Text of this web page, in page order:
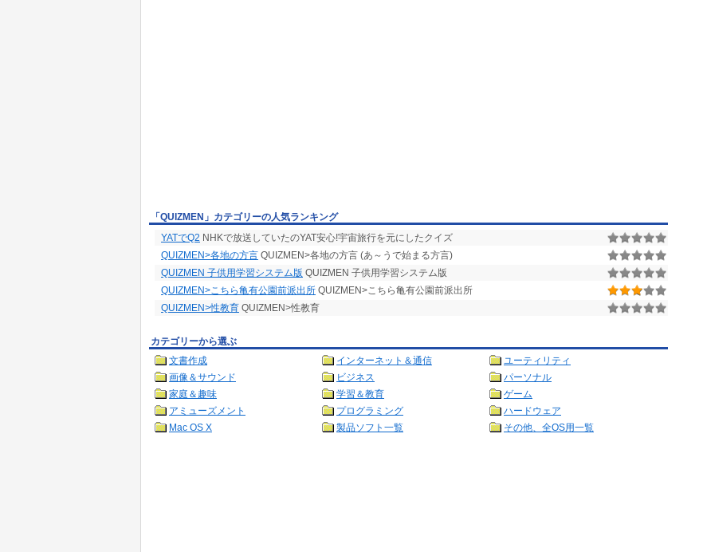
「QUIZMEN」カテゴリーの人気ランキング
YATでQ2 NHKで放送していたのYAT安心!宇宙旅行を元にしたクイズ
QUIZMEN>各地の方言 QUIZMEN>各地の方言 (あ～うで始まる方言)
QUIZMEN 子供用学習システム版 QUIZMEN 子供用学習システム版
QUIZMEN>こちら亀有公園前派出所 QUIZMEN>こちら亀有公園前派出所
QUIZMEN>性教育 QUIZMEN>性教育
カテゴリーから選ぶ
文書作成
インターネット＆通信
ユーティリティ
画像＆サウンド
ビジネス
パーソナル
家庭＆趣味
学習＆教育
ゲーム
アミューズメント
プログラミング
ハードウェア
Mac OS X
製品ソフト一覧 その他、全OS用一覧